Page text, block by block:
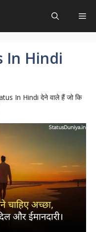
In Hindi
In Hindi देने वाले हैं जो कि